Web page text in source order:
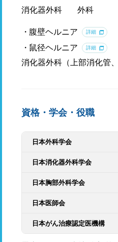
消化器外科 外科
腹壁ヘルニア 詳細
鼠径ヘルニア 詳細
消化器外科（上部消化管
資格・学会・役職
日本外科学会
日本消化器外科学会
日本胸部外科学会
日本医師会
日本がん治療認定医機構